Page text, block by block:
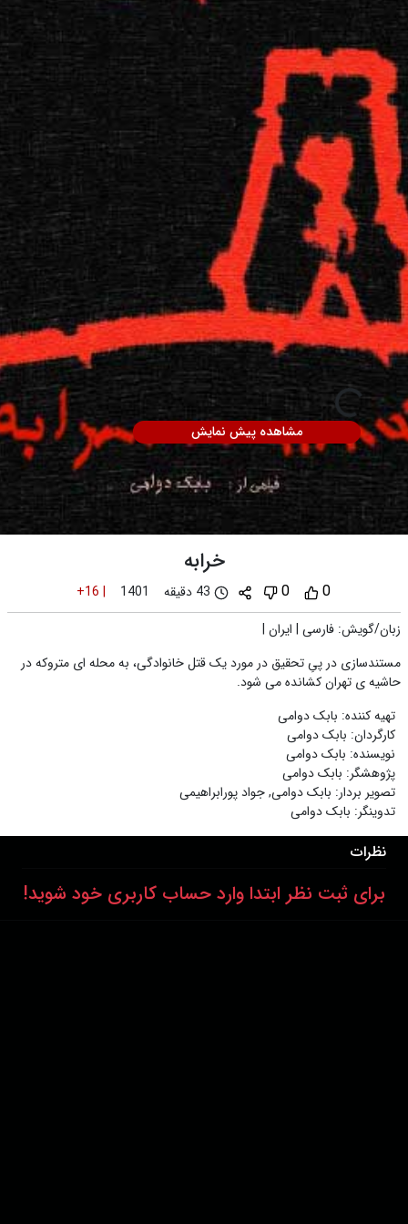
مشاهده پیش نمایش
خرابه
0
0 43 دقیقه 1401
+16 |
زبان/گویش: فارسی | ایران |
مستندسازی در پیِ تحقیق در مورد یک قتل خانوادگی، به محله ای متروکه در
حاشیه ی تهران کشانده می شود.
تهیه کننده: بابک دوامی
کارگردان: بابک دوامی
نویسنده: بابک دوامی
پژوهشگر: بابک دوامی
تصویر بردار: بابک دوامی,جواد پورابراهیمی
تدوینگر: بابک دوامی
نظرات
برای ثبت نظر ابتدا وارد حساب کاربری خود شوید!